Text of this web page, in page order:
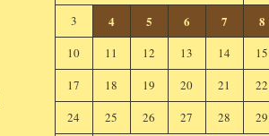
3 4 5 6 7 8
10
11 12 13 14 15
17
18 19 20 21 22
24
25 26 27 28 29